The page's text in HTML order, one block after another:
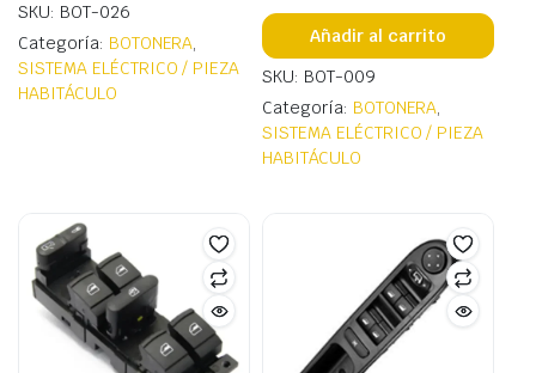
SKU: BOT-026
Categoría: BOTONERA,
SISTEMA ELÉCTRICO / PIEZA
HABITÁCULO
Añadir al carrito
SKU: BOT-009
Categoría: BOTONERA,
SISTEMA ELÉCTRICO / PIEZA
HABITÁCULO